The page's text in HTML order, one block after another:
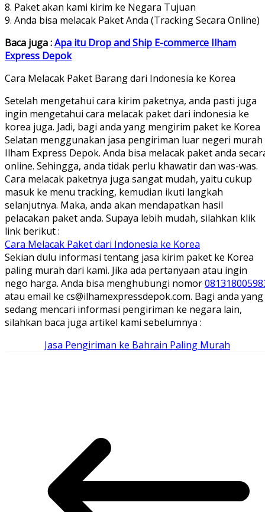
8. Paket akan kami kirim ke Negara Tujuan
9. Anda bisa melacak Paket Anda (Tracking Secara Online)
Baca juga :Apa itu Drop and Ship E-commerce Ilham
Express Depok
Cara Melacak Paket Barang dari Indonesia ke Korea
Setelah mengetahui cara kirim paketnya, anda pasti juga
ingin mengetahui cara melacak paket dari indonesia ke
korea juga. Jadi, bagi anda yang mengirim paket ke Korea
Selatan menggunakan jasa pengiriman luar negeri murah
Ilham Express Depok. Anda bisa melacak paket anda
online. Sehingga, anda tidak perlu khawatir dan was-was.
Cara melacak paketnya juga sangat mudah, yaitu cukup
masuk ke menu tracking, kemudian ikuti langkah
selanjutnya. Maka, anda akan mendapatkan hasil
pelacakan paket anda. Supaya lebih mudah, silahkan klik
link berikut :
Cara Melacak Paket dari Indonesia ke Korea
Sekian dulu informasi tentang jasa kirim paket ke Korea
paling murah dari kami. Jika ada pertanyaan atau ingin
nego harga. Anda bisa menghubungi nomor
atau email ke cs@ilhamexpressdepok.com. Bagi anda yang
sedang mencari informasi pengiriman ke negara lain,
silahkan baca juga artikel kami sebelumnya :
Jasa Pengiriman ke Bahrain Paling Murah